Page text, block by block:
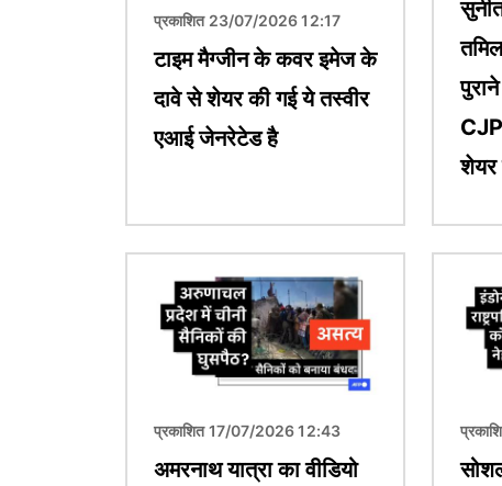
प्रकाशित 23/07/2026 12:17
टाइम मैग्जीन के कवर इमेज के
दावे से शेयर की गई ये तस्वीर
एआई जेनरेटेड है
शेयर
प्रकाशित 17/07/2026 12:43
अमरनाथ यात्रा का वीडियो